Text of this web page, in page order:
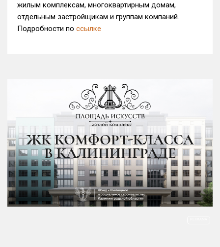
жилым комплексам, многоквартирным домам,
отдельным застройщикам и группам компаний.
Подробности по ссылке